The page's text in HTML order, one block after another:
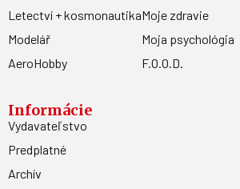
Letectví + kosmonautika
Modelář
AeroHobby
Moje zdravie
Moja psychológia
F.O.O.D.
Informácie
Vydavateľstvo
Predplatné
Archív